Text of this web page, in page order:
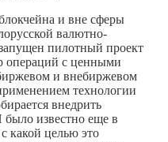
и вне сферы
валютно-
пилотный проект
операций с ценными
и внебиржевом
технологии
внедрить
известно еще в
какой целью это